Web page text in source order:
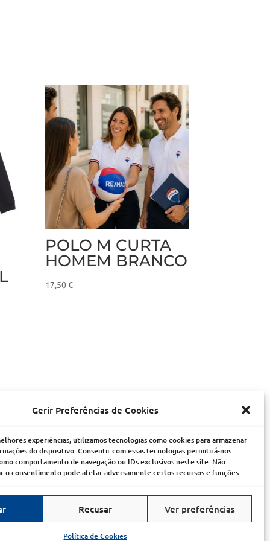
Gerir Preferências de Cookies
experiências, utilizamos tecnologias como cookies para armazenar
do dispositivo. Consentir com essas tecnologias permitirá-nos
comportamento de navegação ou IDs exclusivos neste site. Não
o consentimento pode afetar adversamente certos recursos e funções.
Recusar Ver preferências
Política de Cookies
POLO M CURTA
HOMEM BRANCO
17,50€
Empreendimentos
RE/MAX Collection
Acesso aos seus dados pessoais|